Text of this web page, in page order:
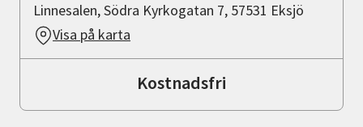
Linnesalen, Södra Kyrkogatan 7, 57531 Eksjö
Visa på karta
Kostnadsfri